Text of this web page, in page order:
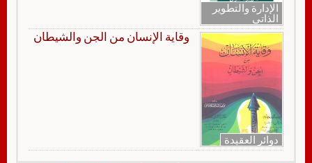
الإدارة والتطوير
الذاتي
دوائر العقيدة
وقاية الإنسان من الجن والشيطان